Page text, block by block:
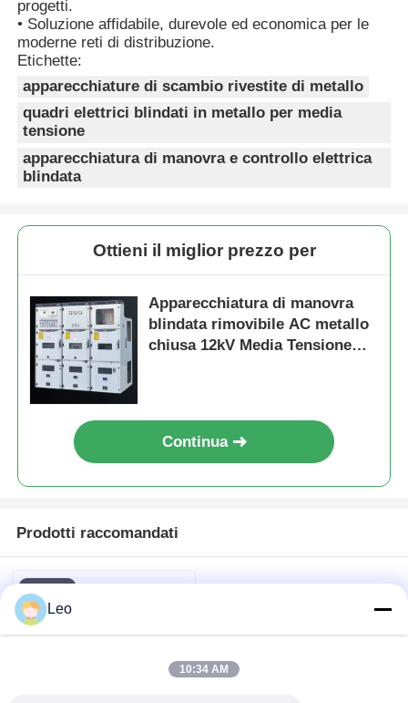
Dispositivi di scambio a bassa tensione
AIS Quadri di manovra isolati in aria
GIS Apparecchiature di manovra isolate in gas
Apparecchiatura di manovra isolata solida
Sottostazione a forma di scatola
Scatola di derivazione cavi
quadri elettrici blindati in metallo
Interruttore ad alta tensione
Gabinetto di distribuzione a bassa tensione
progetti.
• Soluzione affidabile, durevole ed economica per le
moderne reti di distribuzione.
Etichette:
apparecchiature di scambio rivestite di metallo
quadri elettrici blindati in metallo per media
tensione
apparecchiatura di manovra e controllo elettrica
blindata
Ottieni il miglior prezzo per
Apparecchiatura di manovra
blindata rimovibile AC metallo
chiusa 12kV Media Tensione
Continua
Prodotti raccomandati
Leo
10:34 AM